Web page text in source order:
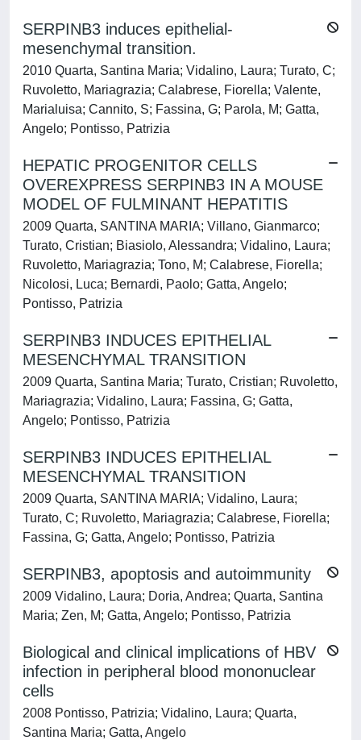
SERPINB3 induces epithelial-
mesenchymal transition.
2010 Quarta, Santina Maria; Vidalino, Laura; Turato, C;
Ruvoletto, Mariagrazia; Calabrese, Fiorella; Valente,
Marialuisa; Cannito, S; Fassina, G; Parola, M; Gatta,
Angelo; Pontisso, Patrizia
HEPATIC PROGENITOR CELLS
OVEREXPRESS SERPINB3 IN A MOUSE
MODEL OF FULMINANT HEPATITIS
2009 Quarta, SANTINA MARIA; Villano, Gianmarco;
Turato, Cristian; Biasiolo, Alessandra; Vidalino, Laura;
Ruvoletto, Mariagrazia; Tono, M; Calabrese, Fiorella;
Nicolosi, Luca; Bernardi, Paolo; Gatta, Angelo;
Pontisso, Patrizia
SERPINB3 INDUCES EPITHELIAL
MESENCHYMAL TRANSITION
2009 Quarta, Santina Maria; Turato, Cristian; Ruvoletto,
Mariagrazia; Vidalino, Laura; Fassina, G; Gatta,
Angelo; Pontisso, Patrizia
SERPINB3 INDUCES EPITHELIAL
MESENCHYMAL TRANSITION
2009 Quarta, SANTINA MARIA; Vidalino, Laura;
Turato, C; Ruvoletto, Mariagrazia; Calabrese, Fiorella;
Fassina, G; Gatta, Angelo; Pontisso, Patrizia
SERPINB3, apoptosis and autoimmunity
2009 Vidalino, Laura; Doria, Andrea; Quarta, Santina
Maria; Zen, M; Gatta, Angelo; Pontisso, Patrizia
Biological and clinical implications of HBV
infection in peripheral blood mononuclear
cells
2008 Pontisso, Patrizia; Vidalino, Laura; Quarta,
Santina Maria; Gatta, Angelo